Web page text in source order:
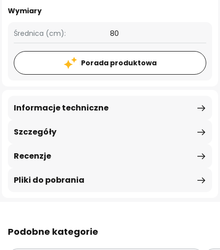
Wymiary
Średnica (cm): 80
Porada produktowa
Szczegóły
Informacje techniczne
Recenzje
Pliki do pobrania
Podobne kategorie